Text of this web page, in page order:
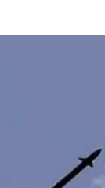
po
sirény a
s
cieľom
armáda.